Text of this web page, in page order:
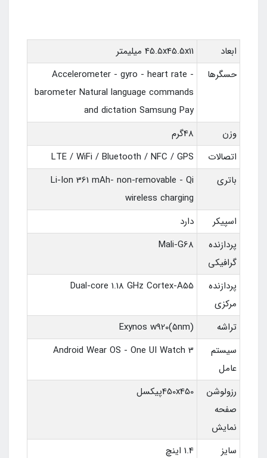
ابعاد
45.5x45.5x11 میلیمتر
حسگرها
Accelerometer - gyro - heart rate -
barometer Natural language commands
and dictation Samsung Pay
وزن
48گرم
اتصالات
LTE / WiFi / Bluetooth / NFC / GPS
باتری
Li-Ion 361 mAh- non-removable - Qi
wireless charging
اسپیکر
دارد
پردازنده
گرافیکی
Mali-G68
پردازنده
مرکزی
Dual-core 1.18 GHz Cortex-A55
تراشه
Exynos w920(5nm)
سیستم
عامل
Android Wear OS - One UI Watch 3
رزولوشن
صفحه
نمایش
450x450پیکسل
سایز
1.4 اینچ